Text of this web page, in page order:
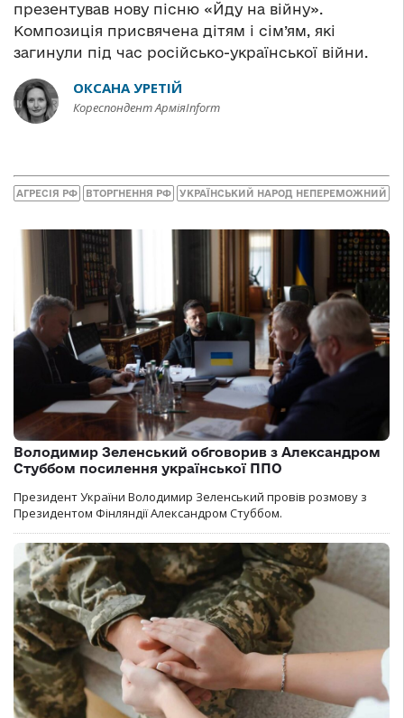
презентував нову пісню «Йду на війну».
Композиція присвячена дітям і сім’ям, які
загинули під час російсько-української війни.
ОКСАНА УРЕТІЙ
Кореспондент АрміяInform
АГРЕСІЯ РФ ВТОРГНЕННЯ РФ УКРАЇНСЬКИЙ НАРОД НЕПЕРЕМОЖНИЙ
Володимир Зеленський обговорив з Александром
Стуббом посилення української ППО
Президент України Володимир Зеленський провів розмову з
Президентом Фінляндії Александром Стуббом.